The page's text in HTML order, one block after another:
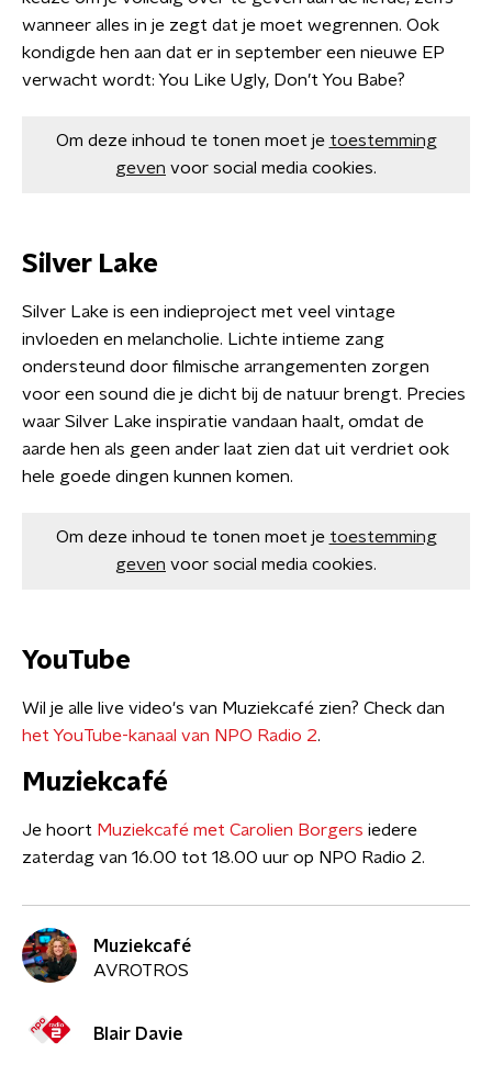
wanneer alles in je zegt dat je moet wegrennen. Ook
kondigde hen aan dat er in september een nieuwe EP
verwacht wordt: You Like Ugly, Don’t You Babe?
Om deze inhoud te tonen moet je toestemming
geven voor social media cookies.
Silver Lake
Silver Lake is een indieproject met veel vintage
invloeden en melancholie. Lichte intieme zang
ondersteund door filmische arrangementen zorgen
voor een sound die je dicht bij de natuur brengt. Precies
waar Silver Lake inspiratie vandaan haalt, omdat de
aarde hen als geen ander laat zien dat uit verdriet ook
hele goede dingen kunnen komen.
Om deze inhoud te tonen moet je toestemming
geven voor social media cookies.
YouTube
Wil je alle live video's van Muziekcafé zien? Check dan
het YouTube-kanaal van NPO Radio 2.
Muziekcafé
Je hoort Muziekcafé met Carolien Borgers iedere
zaterdag van 16.00 tot 18.00 uur op NPO Radio 2.
Muziekcafé
AVROTROS
Blair Davie